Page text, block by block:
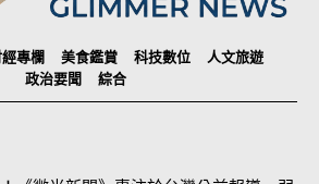
經專欄 美食鑑賞 科技數位
人文旅遊
政治要聞
綜合